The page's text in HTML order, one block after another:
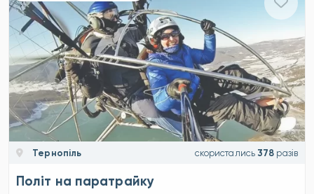
Тернопіль скористались 378 разів
Політ на паратрайку